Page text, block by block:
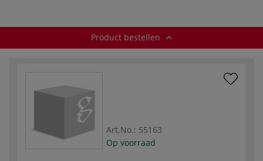
Product bestellen
Art.No.: 55163
Op voorraad